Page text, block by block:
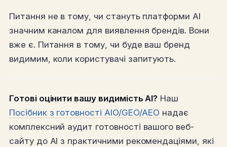
Питання не в тому, чи стануть платформи AI
значним каналом для виявлення брендів. Вони
вже є. Питання в тому, чи буде ваш бренд
видимим, коли користувачі запитують.
Готові оцінити вашу видимість AI? Наш
Посібник з готовності AIO/GEO/AEO надає
комплексний аудит готовності вашого веб-
сайту до AI з практичними рекомендаціями, які